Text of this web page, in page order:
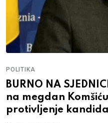
POLITIKA
BURNO NA
na megdan
protivljenje